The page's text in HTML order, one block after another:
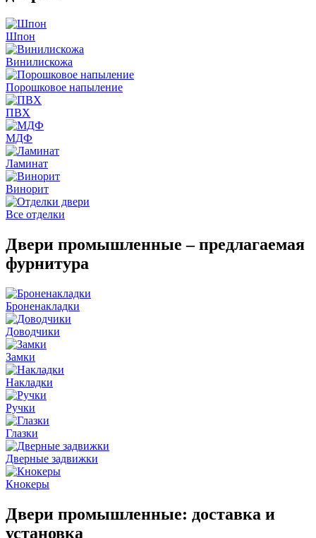
Шпон
Винилискожа
Порошковое напыление
ПВХ
МДФ
Ламинат
Винорит
Все отделки
Двери промышленные – предлагаемая
фурнитура
Броненакладки
Доводчики
Замки
Накладки
Ручки
Глазки
Дверные задвижки
Кнокеры
Двери промышленные: доставка и
установка